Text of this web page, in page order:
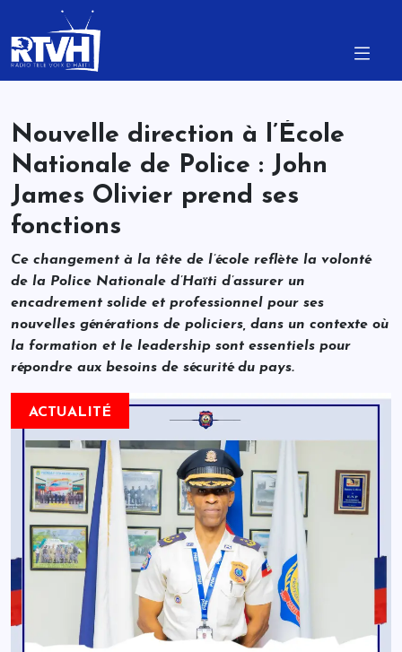
Nouvelle direction à l’École
Nationale de Police : John
James Olivier prend ses
fonctions
Ce changement à la tête de l’école reflète la volonté
de la Police Nationale d’Haïti d’assurer un
encadrement solide et professionnel pour ses
nouvelles générations de policiers, dans un contexte où
la formation et le leadership sont essentiels pour
répondre aux besoins de sécurité du pays.
ACTUALITÉ